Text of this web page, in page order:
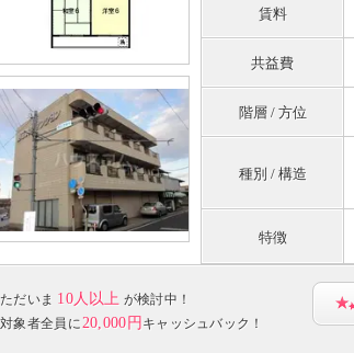
賃料
共益費
階層 / 方位
種別 / 構造
特徴
ただいま 10人以上 が検討中！
対象者全員に 20,000円 キャッシュバック！